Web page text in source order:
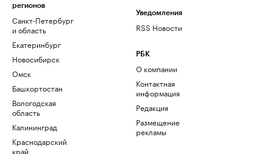
регионов
Санкт-Петербург
и область
Екатеринбург
Новосибирск
Омск
Башкортостан
Вологодская
область
Калининград
Краснодарский
край
Уведомления
RSS Новости
РБК
О компании
Контактная
информация
Редакция
Размещение
рекламы